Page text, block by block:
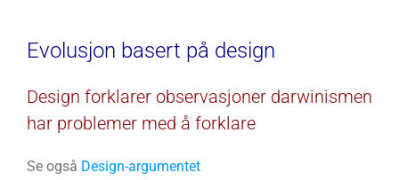
Evolusjon basert på design
Design forklarer observasjoner darwinismen
har problemer med å forklare
Se også Design-argumentet